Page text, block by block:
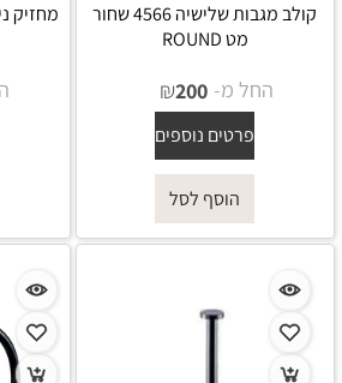
קולב מגבות שלישיה 4566 שחור
מט ROUND
החל מ- ₪200
פרטים נוספים
הוסף לסל